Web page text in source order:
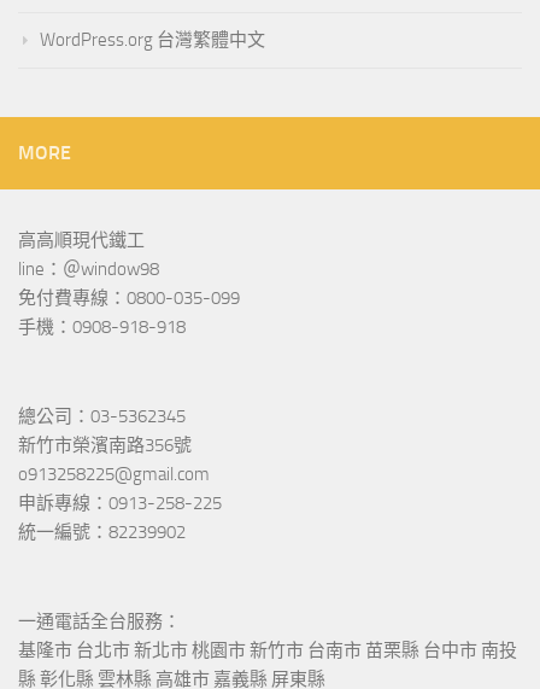
WordPress.org 台灣繁體中文
MORE
高高順現代鐵工
line：＠window98
免付費專線：0800-035-099
手機：0908-918-918
總公司：03-5362345
新竹市榮濱南路356號
o913258225@gmail.com
申訴專線：0913-258-225
統一編號：82239902
一通電話全台服務：
基隆市 台北市 新北市 桃園市 新竹市 台南市 苗栗縣 台中市 南投
縣 彰化縣 雲林縣 高雄市 嘉義縣 屏東縣